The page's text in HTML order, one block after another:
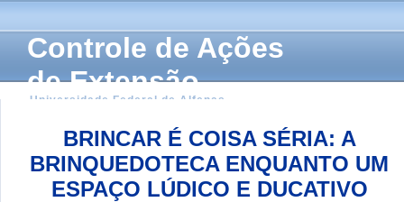
Controle de Ações
de Extensão
Universidade Federal de Alfenas
BRINCAR É COISA SÉRIA: A
BRINQUEDOTECA ENQUANTO UM
ESPAÇO LÚDICO E DUCATIVO